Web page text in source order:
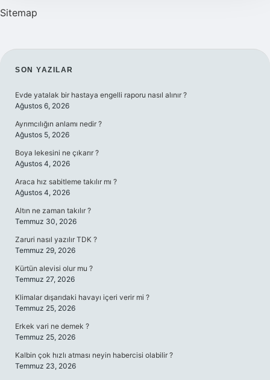
Sitemap
SIDEBAR
SON YAZILAR
Evde yatalak bir hastaya engelli raporu nasıl alınır ?
Ağustos 6, 2026
Ayrımcılığın anlamı nedir ?
Ağustos 5, 2026
Boya lekesini ne çıkarır ?
Ağustos 4, 2026
Araca hız sabitleme takılır mı ?
Ağustos 4, 2026
Altın ne zaman takılır ?
Temmuz 30, 2026
Zaruri nasıl yazılır TDK ?
Temmuz 29, 2026
Kürtün alevisi olur mu ?
Temmuz 27, 2026
Klimalar dışarıdaki havayı içeri verir mi ?
Temmuz 25, 2026
Erkek vari ne demek ?
Temmuz 25, 2026
Kalbin çok hızlı atması neyin habercisi olabilir ?
Temmuz 23, 2026